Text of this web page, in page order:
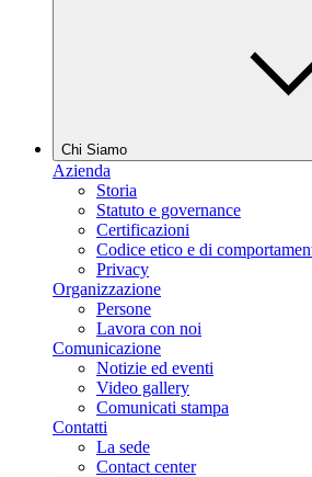
Chi Siamo
Azienda
Storia
Statuto e governance
Certificazioni
Codice etico e di
Privacy
Organizzazione
Persone
Lavora con noi
Comunicazione
Notizie ed eventi
Video gallery
Comunicati stampa
Contatti
La sede
Contact center